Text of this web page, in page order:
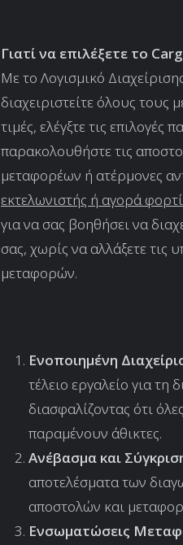
Γιατί να επιλέξετε το
Με το Λογισμικό
διαχειριστείτε όλους τους
τιμές, ελέγξτε τις
παρακολουθήστε τις
μεταφορέων ή ατέρμονες
εκτελωνιστής ή αγορά
για να σας βοηθήσει να
σας, χωρίς να αλλάξετε τις
μεταφορών.
Ενοποιημένη
τέλειο εργαλείο για
διασφαλίζοντας ότι
παραμένουν άθικτες.
Ανέβασμα και
αποτελέσματα των
αποστολών και
Ενσωματώσεις